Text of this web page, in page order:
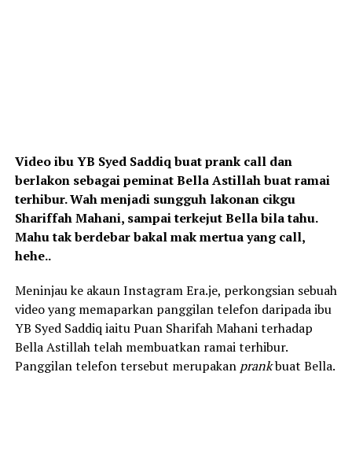
Video ibu YB Syed Saddiq buat prank call dan
berlakon sebagai peminat Bella Astillah buat ramai
terhibur. Wah menjadi sungguh lakonan cikgu
Shariffah Mahani, sampai terkejut Bella bila tahu.
Mahu tak berdebar bakal mak mertua yang call,
hehe..
Meninjau ke akaun Instagram Era.je, perkongsian sebuah
video yang memaparkan panggilan telefon daripada ibu
YB Syed Saddiq iaitu Puan Sharifah Mahani terhadap
Bella Astillah telah membuatkan ramai terhibur.
Panggilan telefon tersebut merupakan prankbuat Bella.